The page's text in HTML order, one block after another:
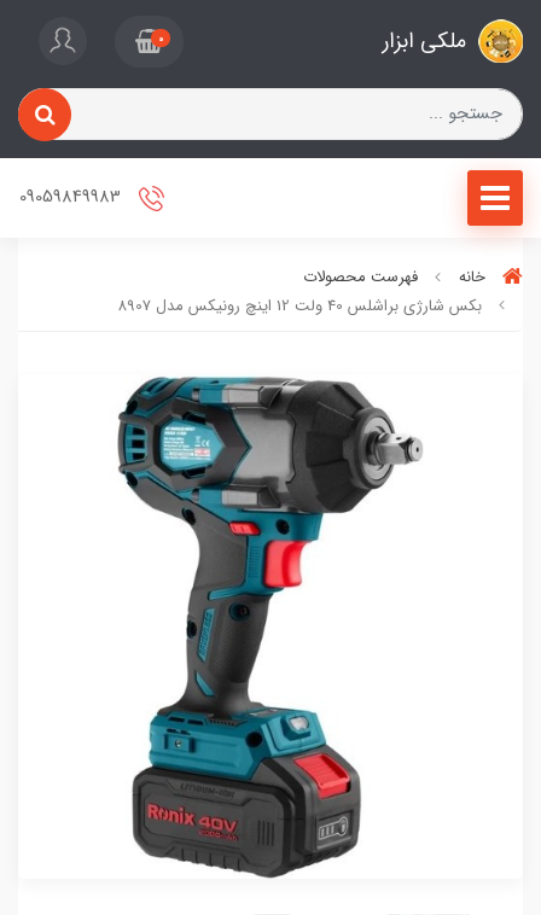
ملکی ابزار 0
خانه
فهرست محصولات
بکس شارژی براشلس 40 ولت 12 اینچ رونیکس مدل 8907